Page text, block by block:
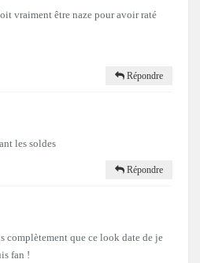
vraiment être naze pour avoir raté
Répondre
les soldes
Répondre
complètement que ce look date de je
fan !